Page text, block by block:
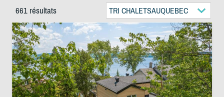
661 résultats TRI CHALETSAUQUEBEC